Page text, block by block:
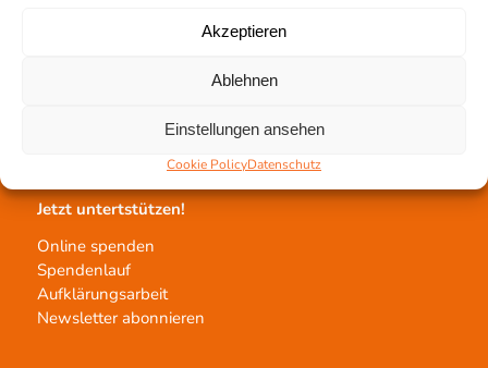
Akzeptieren
Ablehnen
Einstellungen ansehen
Cookie PolicyDatenschutz
Gewebetransplantation
Transplantatvermittlung
Jetzt untertstützen!
Online spenden
Spendenlauf
Aufklärungsarbeit
Newsletter abonnieren